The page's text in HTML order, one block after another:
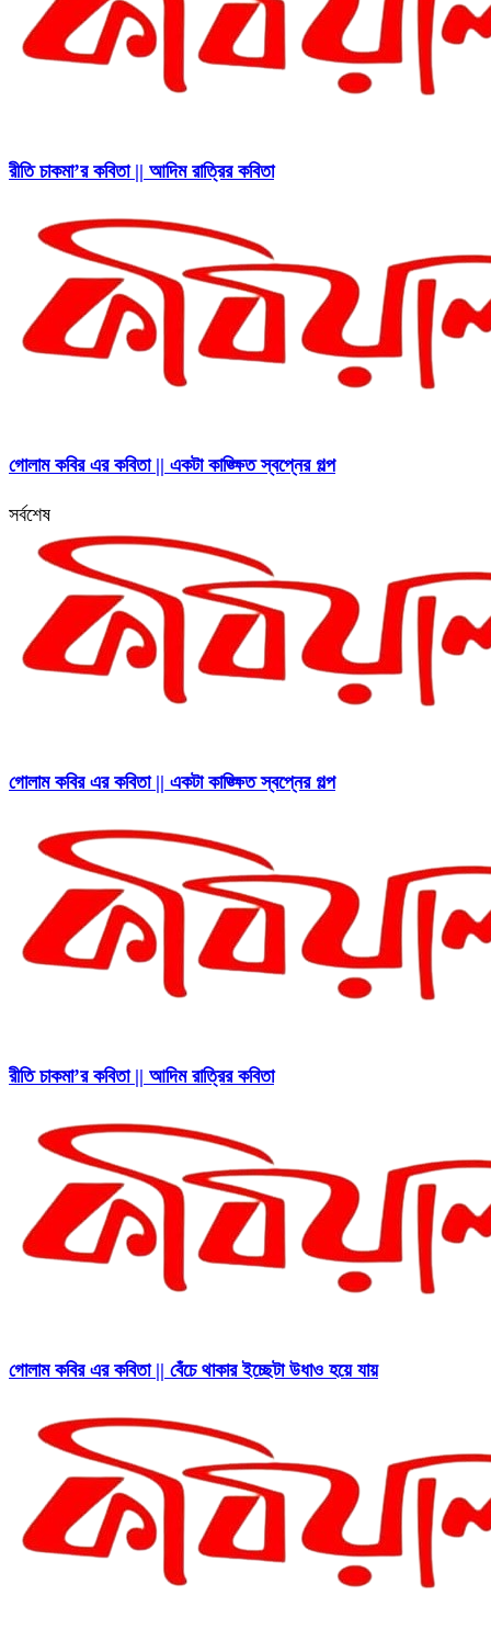
রীতি চাকমা’র কবিতা || আদিম রাত্রির কবিতা
গোলাম কবির এর কবিতা || একটা কাঙ্ক্ষিত স্বপ্নের গল্প
সর্বশেষ
গোলাম কবির এর কবিতা || একটা কাঙ্ক্ষিত স্বপ্নের গল্প
রীতি চাকমা’র কবিতা || আদিম রাত্রির কবিতা
গোলাম কবির এর কবিতা || বেঁচে থাকার ইচ্ছেটা উধাও হয়ে যায়